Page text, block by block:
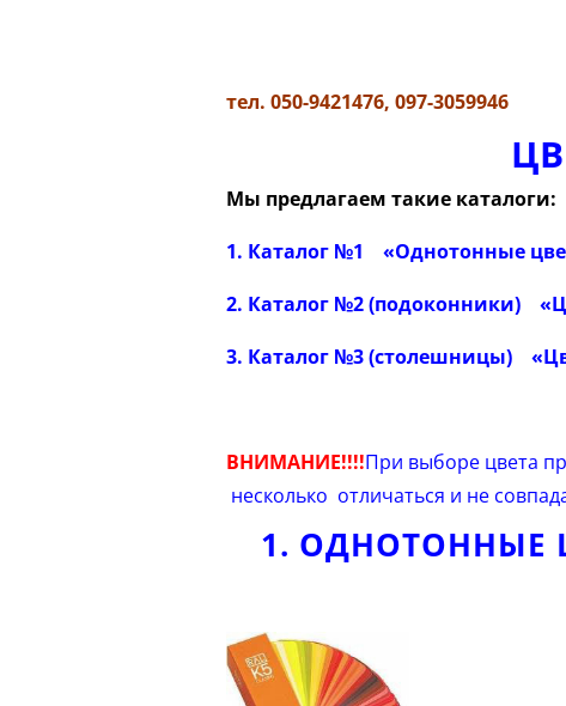
тел. 050-9421476, 097-3059946
Мы предлагаем такие каталоги:
1. Каталог №1
«Однотонные
2. Каталог №2 (подоконники) «
3. Каталог №3 (столешницы)
ВНИМАНИЕ!!!!При выборе цвета
несколько отличаться и не
1. ОДНОТОННЫЕ